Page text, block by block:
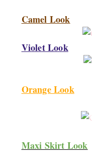
Camel Look
Violet Look
Orange Look
Maxi Skirt Look